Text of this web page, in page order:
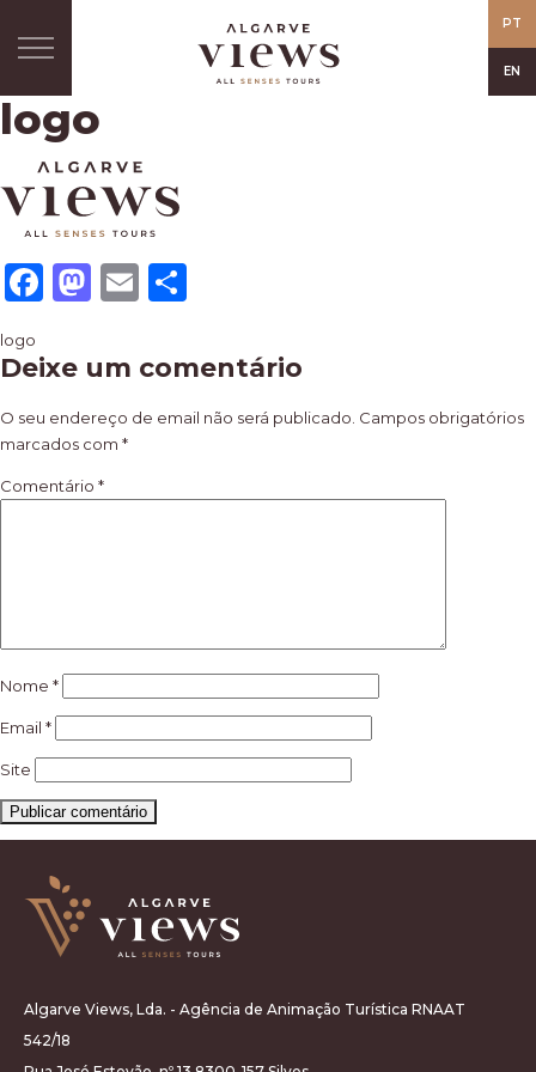
PT
EN
logo
Facebook
Mastodon
Email
Navegação
de
artigos
logo
Deixe um comentário
O seu endereço de email não será publicado. Campos obrigatórios
marcados com *
Comentário *
Nome *
Email *
Site
Algarve Views, Lda. - Agência de Animação Turística RNAAT
542/18